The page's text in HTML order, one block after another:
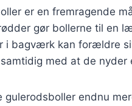
er en fremragende
gør bollerne til en
i bagværk kan forældre
med at de nyder
gulerodsboller endnu